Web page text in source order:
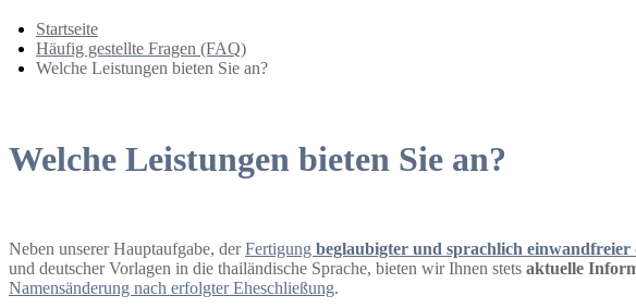
Startseite
Häufig gestellte Fragen (FAQ)
Welche Leistungen bieten Sie an?
Welche Leistungen bieten Sie an?
Neben unserer Hauptaufgabe, derFertigung beglaubigter und sprachlich einwandfreier
und deutscher Vorlagen in die thailändische Sprache, bieten wir Ihnen stets aktuelle
Namensänderung nach erfolgter Eheschließung.